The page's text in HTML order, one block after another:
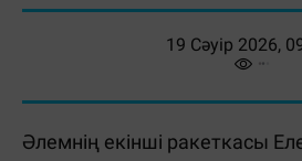
19 Сәуір 2026,
Әлемнің екінші ракеткасы